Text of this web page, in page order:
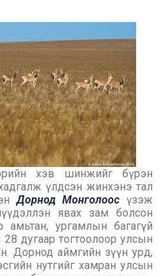
хэв шинжийг бүрэн
үлдсэн жинхэнэ тал
Дорнод Монголоос үзэж
явах зам болсон
амьтан, ургамлын багагүй
дугаар тогтоолоор улсын
Дорнод аймгийн зүүн урд,
нутгийг хамран улсын